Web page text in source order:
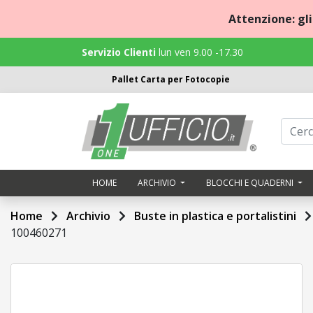
Attenzione:
Servizio Clienti lun ven 9.00 -17.30
Pallet Carta per Fotocopie
HOME ARCHIVIO BLOCCHI E QUADERNI
Home
Blocchi
Home Archivio Buste in plastica e portalistini
100460271